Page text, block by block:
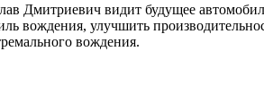
Дмитриевич видит будущее
вождения, улучшить
вождения.